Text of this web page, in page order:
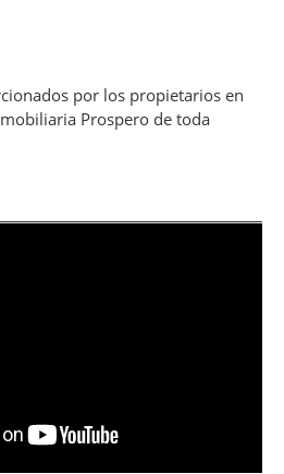
por los propietarios en
Prospero de toda